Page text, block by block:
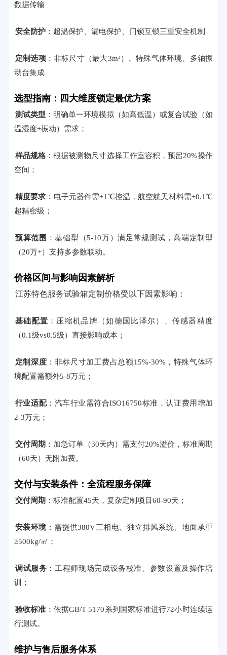
数据传输
安全防护：超温保护、漏电保护、门锁互锁三重安全机制
定制选项：非标尺寸（最大3m³）、特殊气体环境、多轴振
动台集成
选型指南：四大维度锁定最优方案
测试类型 ：明确单一环境模拟（如高低温）或复合试验（如
温湿度+振动）需求；
样品规格 ：根据被测物尺寸选择工作室容积，预留20%操作
空间；
精度要求 ：电子元器件需±1℃控温，航空航天材料需±0.1℃
超精密级；
预算范围
：基础型（5-10万）满足常规测试，高端定制型
（20万+）支持多参数联动。
价格区间与影响因素解析
江苏特色服务试验箱定制价格受以下因素影响：
基础配置 ：压缩机品牌（如德国比泽尔）、传感器精度
（0.1级vs0.5级）直接影响成本；
定制深度 ：非标尺寸加工费占总额15%-30%，特殊气体环
境配置需额外5-8万元；
行业适配：汽车行业需符合ISO16750标准，认证费用增加
2-3万元；
交付周期 ：加急订单（30天内）需支付20%溢价，标准周期
（60天）无附加费。
交付与安装条件：全流程服务保障
交付周期 ：标准配置45天，复杂定制项目60-90天；
安装环境：需提供380V三相电、独立排风系统、地面承重
≥500kg/㎡；
调试服务 ：工程师现场完成设备校准、参数设置及操作培
训；
验收标准 ：依据GB/T 5170系列国家标准进行72小时连续运
行测试。
维护与售后服务体系